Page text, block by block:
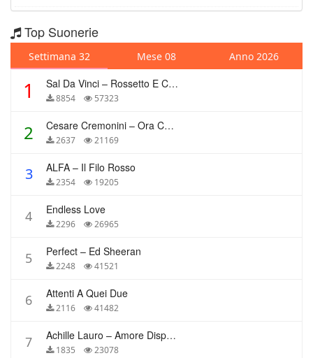
Top Suonerie
Settimana 32 Mese 08 Anno 2026
1 Sal Da Vinci – Rossetto E Caffè
8854 57323
2 Cesare Cremonini – Ora Che Non Ho Più Te
2637 21169
3 ALFA – Il Filo Rosso
2354 19205
4 Endless Love
2296 26965
5 Perfect – Ed Sheeran
2248 41521
6 Attenti A Quei Due
2116 41482
7 Achille Lauro – Amore Disperato
1835 23078